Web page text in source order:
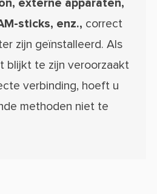
externe apparaten,
sticks, enz., correct
zijn geïnstalleerd. Als
blijkt te zijn veroorzaakt
verbinding, hoeft u
methoden niet te